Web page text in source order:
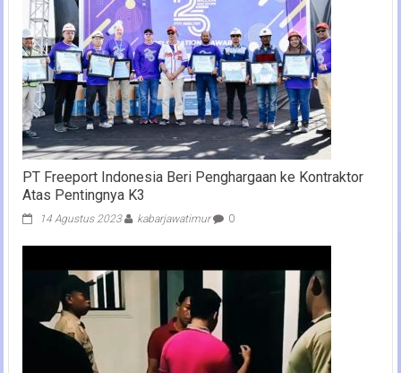
PT Freeport Indonesia Beri Penghargaan ke Kontraktor
Atas Pentingnya K3
14 Agustus 2023 kabarjawatimur 0